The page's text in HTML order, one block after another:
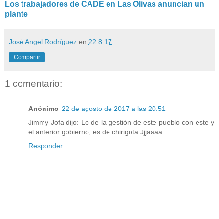
Los trabajadores de CADE en Las Olivas anuncian un
plante
José Angel Rodríguez en 22.8.17
Compartir
1 comentario:
Anónimo 22 de agosto de 2017 a las 20:51
Jimmy Jofa dijo: Lo de la gestión de este pueblo con este y
el anterior gobierno, es de chirigota Jjjaaaa. ..
Responder